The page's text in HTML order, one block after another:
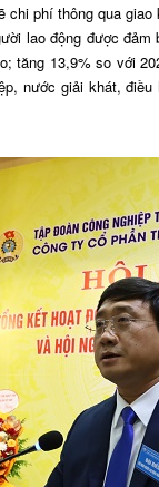
phí thông qua
lao động được
tăng 13,9% so với
nước giải khát,